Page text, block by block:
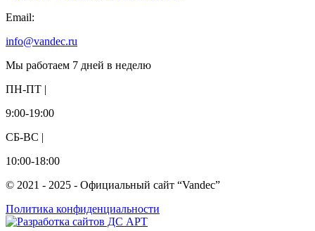
Email:
info@vandec.ru
Мы работаем 7 дней в неделю
ПН-ПТ |
9:00-19:00
СБ-ВС |
10:00-18:00
© 2021 - 2025 - Официальный сайт “Vandec”
Политика конфиденциальности